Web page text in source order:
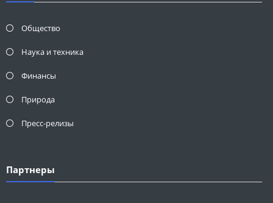
Общество
Наука и техника
Финансы
Природа
Пресс-релизы
Партнеры